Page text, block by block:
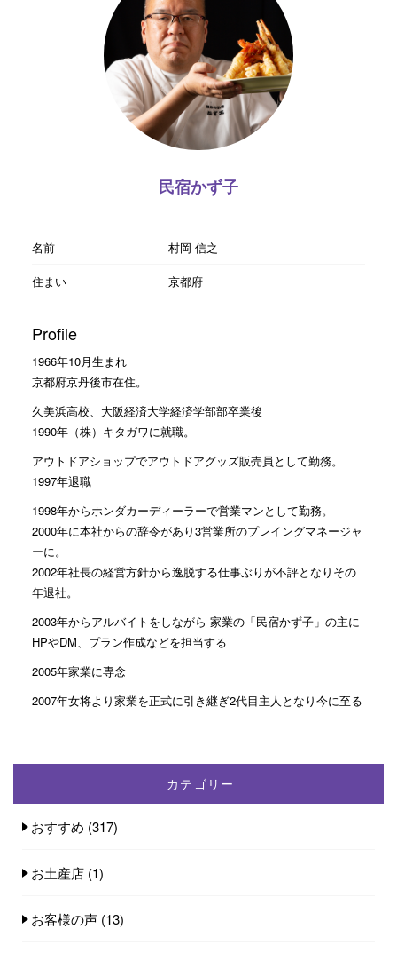
民宿かず子
名前
村岡 信之
住まい
京都府
Profile
1966年10月生まれ
京都府京丹後市在住。
久美浜高校、大阪経済大学経済学部部卒業後
1990年（株）キタガワに就職。
アウトドアショップでアウトドアグッズ販売員として勤務。
1997年退職
1998年からホンダカーディーラーで営業マンとして勤務。
2000年に本社からの辞令があり3営業所のプレイングマネージャ
ーに。
2002年社長の経営方針から逸脱する仕事ぶりが不評となりその
年退社。
2003年からアルバイトをしながら 家業の「民宿かず子」の主に
HPやDM、プラン作成などを担当する
2005年家業に専念
2007年女将より家業を正式に引き継ぎ2代目主人となり今に至る
カテゴリー
おすすめ (317)
お土産店 (1)
お客様の声 (13)